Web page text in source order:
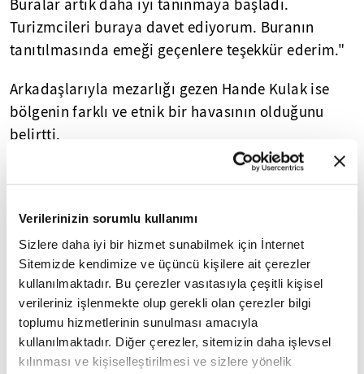
Verilerinizin sorumlu kullanımı
Sizlere daha iyi bir hizmet sunabilmek için İnternet
Sitemizde kendimize ve üçüncü kişilere ait çerezler
kullanılmaktadır. Bu çerezler vasıtasıyla çeşitli kişisel
verileriniz işlenmekte olup gerekli olan çerezler bilgi
toplumu hizmetlerinin sunulması amacıyla
kullanılmaktadır. Diğer çerezler, sitemizin daha işlevsel
kılınması ve kişiselleştirilmesi ve sizlere yönelik
Buralar artık daha iyi tanınmaya başladı.
Turizmcileri buraya davet ediyorum. Buranın
tanıtılmasında emeği geçenlere teşekkür ederim."
Arkadaşlarıyla mezarlığı gezen Hande Kulak ise
bölgenin farklı ve etnik bir havasının olduğunu
belirtti.
Özellikle bölge insanının gelip buraları görmesini
çok güzel, doğa harikası yerler. Kültürel değerler
var. Mutlaka bunların görülmesi gerekiyor. Van
Gölü'nün güzellikleriyle tarih bir arada. Bu
güzelliğe herkesin şahitlik etmesi lazım." diye
konuştu.
Tatil için eşiyle Almanya'dan gelen Adilcevazlı